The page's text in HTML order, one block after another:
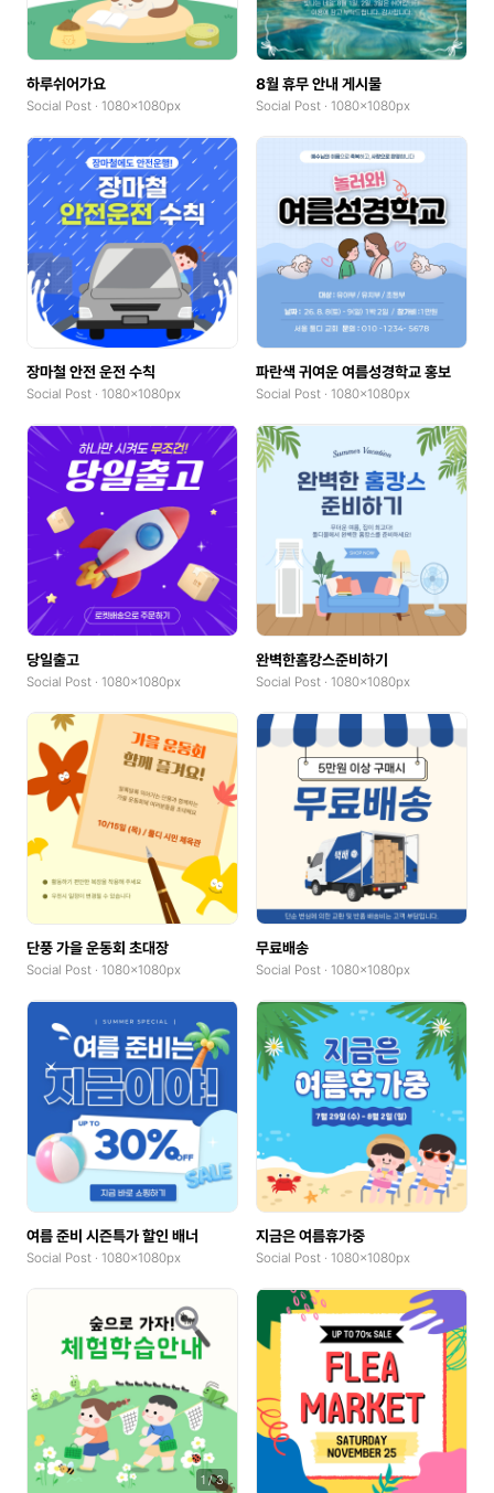
하루쉬어가요
Social Post · 1080x1080px
8월 휴무 안내 게시물
Social Post · 1080x1080px
장마철 안전 운전 수칙
Social Post · 1080x1080px
파란색 귀여운 여름성경학교 홍보
Social Post · 1080x1080px
당일출고
Social Post · 1080x1080px
완벽한홈캉스준비하기
Social Post · 1080x1080px
단풍 가을 운동회 초대장
Social Post · 1080x1080px
무료배송
Social Post · 1080x1080px
여름 준비 시즌특가 할인 배너
Social Post · 1080x1080px
지금은 여름휴가중
Social Post · 1080x1080px
1 /3